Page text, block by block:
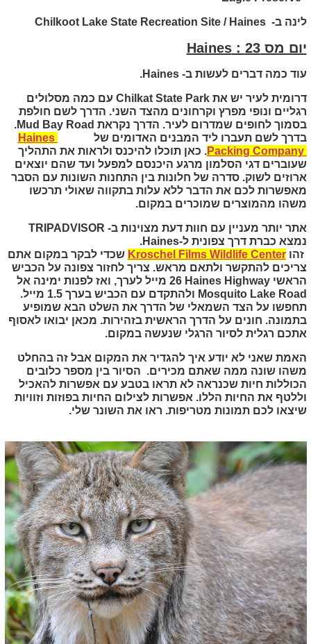
לינה ב- Haines
/
Chilkoot Lake State Recreation Site
יום מס 23 : Haines
עוד כמה דברים לעשות ב-Haines
.
דרומית לעיר יש אתChilkat State Park עם כמה מסלולים
רגליים ונופי מפרץ וקרחונים מהצד השני. הדרך לשם חולפת
בסמוך לחופים שמדרום לעיר. הדרך נקראת Mud Bay Road
.
בדרך לשם תעברו ליד המבנים האדומים של
Haines
Packing Company. כאן תוכלו להיכנס ולראות את התהליך
שעוברים דגי הסלמון מרגע היכנסם למפעל ועד שהם יוצאים
ארוזים לשוק. סדרה של חלונות בין התחנות השונות עם הסבר
מאפשרות לכם את הדבר ללא עלות בתקווה שאולי תרכשו
משהו מהמוצרים שמוכרים במקום.
אתר יותר מעניין עם חוות דעת מצוינות ב- TRIPADVISOR
נמצא כברת דרך צפונית ל-Haines
.
זהוKroschel Films Wildlife Center שכדי לבקר במקום אתם
צריכים להתקשר ולתאם מראש. צריך לחזור צפונה על הכביש
הראשיHaines Highway 26 מייל לערך, ואז לפנות ימינה אל
Mosquito Lake Road
ולהתקדם עם הכביש בערך 1.5 מייל.
תחפשו על הצד השמאלי של הדרך את השלט הבא שמופיע
בתמונה. חונים על הדרך הראשית בזהירות. מכאן יבואו לאסוף
אתכם רגלית לסיור הרגלי שנעשה במקום.
האמת שאני לא יודע איך להגדיר את המקום אבל זה בהחלט
משהו שונה ממה שאתם מכירים. הסיור בין מספר כלובים
הכוללות חיות שכנראה לא תראו בטבע עם אפשרות להאכיל
וללטף את החיות הללו. אפשרות לצילום החיות בפוזות וזוויות
שיצאו לכם תמונות מטריפות. ראו את השונר שלי.